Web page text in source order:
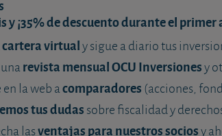
y ¡35% de descuento durante el primer
cartera virtualy sigue a diario tus
revista mensual OCU Inversionesy
la web acomparadores (acciones,
tus dudas sobre fiscalidad y
lasventajas para nuestros sociosy